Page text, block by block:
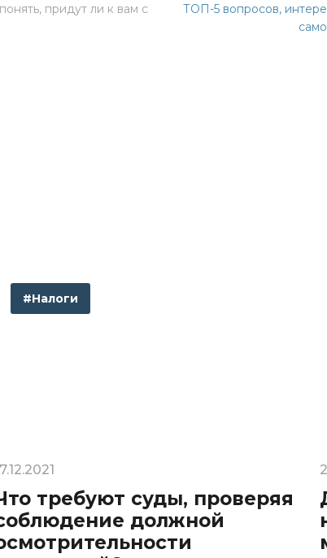
придут ли к вам с
ТОП-5 вопросов,
#Налоги
требуют суды, проверяя
должной